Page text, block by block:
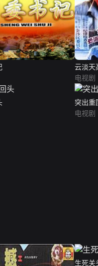
云淡天
电视剧
突出重
电视剧
生死关